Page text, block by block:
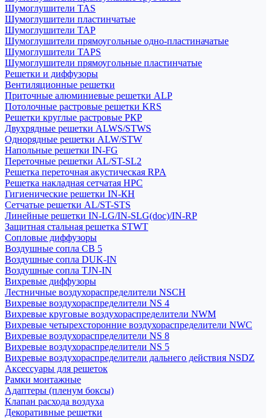
Шумоглушители TAS
Шумоглушители пластинчатые
Шумоглушители TAP
Шумоглушители прямоугольные одно-пластиначатые
Шумоглушители TAPS
Шумоглушители прямоугольные пластинчатые
Решетки и диффузоры
Вентиляционные решетки
Приточные алюминиевые решетки ALP
Потолочные растровые решетки KRS
Решетки круглые растровые РКР
Двухрядные решетки ALWS/STWS
Однорядные решетки ALW/STW
Напольные решетки IN-FG
Переточные решетки AL/ST-SL2
Решетка переточная акустическая RPA
Решетка накладная сетчатая НРС
Гигиенические решетки IN-КН
Сетчатые решетки AL/ST-STS
Линейные решетки IN-LG/IN-SLG(doc)/IN-RP
Защитная стальная решетка STWT
Сопловые диффузоры
Воздушные сопла СВ 5
Воздушные сопла DUK-IN
Воздушные сопла TJN-IN
Вихревые диффузоры
Лестничные воздухораспределители NSCH
Вихревые воздухораспределители NS 4
Вихревые круговые воздухораспределители NWM
Вихревые четырехсторонние воздухораспределители NWC
Вихревые воздухораспределители NS 8
Вихревые воздухораспределители NS 5
Вихревые воздухораспределители дальнего действия NSDZ
Аксессуары для решеток
Рамки монтажные
Адаптеры (пленум боксы)
Клапан расхода воздуха
Декоративные решетки